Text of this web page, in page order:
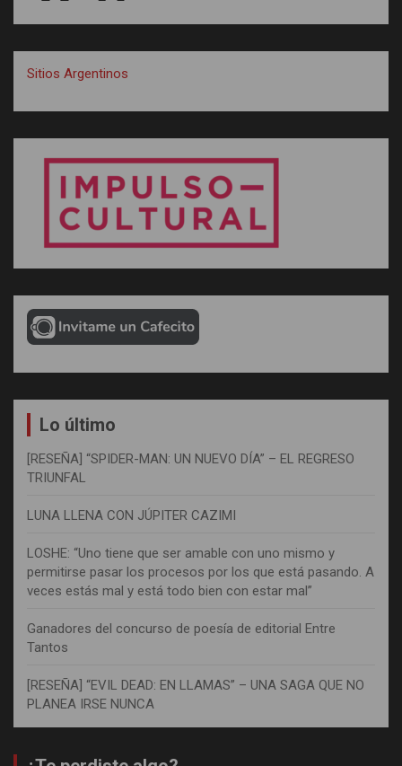
Sitios Argentinos
Lo último
[RESEÑA] “SPIDER-MAN: UN NUEVO DÍA” – EL REGRESO
TRIUNFAL
LUNA LLENA CON JÚPITER CAZIMI
LOSHE: “Uno tiene que ser amable con uno mismo y
permitirse pasar los procesos por los que está pasando. A
veces estás mal y está todo bien con estar mal”
Ganadores del concurso de poesía de editorial Entre
Tantos
[RESEÑA] “EVIL DEAD: EN LLAMAS” – UNA SAGA QUE NO
PLANEA IRSE NUNCA